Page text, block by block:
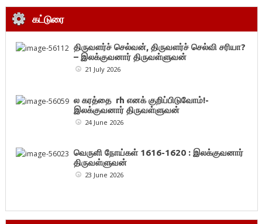
கட்டுரை
திருவளர்ச் செல்வன், திருவளர்ச் செல்வி சரியா?
– இலக்குவனார் திருவள்ளுவன்
21 July 2026
ல கரத்தை rh எனக் குறிப்பிடுவோம்!-
இலக்குவனார் திருவள்ளுவன்
24 June 2026
வெருளி நோய்கள் 1616-1620 : இலக்குவனார்
திருவள்ளுவன்
23 June 2026